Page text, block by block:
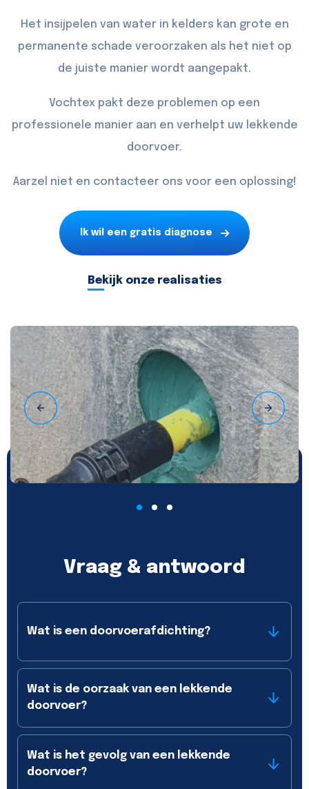
Het insijpelen van water in kelders kan grote en
permanente schade veroorzaken als het niet op
de juiste manier wordt aangepakt.
Vochtex pakt deze problemen op een
professionele manier aan en verhelpt uw lekkende
doorvoer.
Aarzel niet en contacteer ons voor een oplossing!
Ik wil een gratis diagnose
Bekijk onze realisaties
Vraag & antwoord
Wat is een doorvoerafdichting?
Wat is de oorzaak van een lekkende
doorvoer?
Wat is het gevolg van een lekkende
doorvoer?